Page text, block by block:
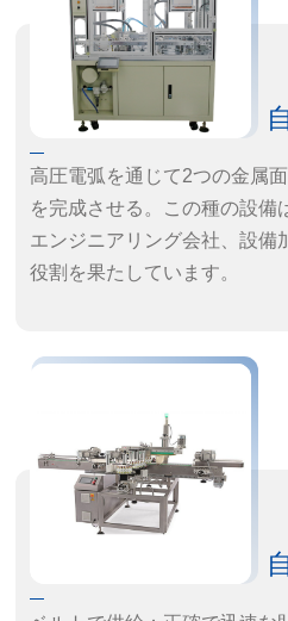
高圧電弧を通じて2つの金属
を完成させる。この種の設備
エンジニアリング会社、設備
役割を果たしています。
· 自動的に熔接点の接続性と